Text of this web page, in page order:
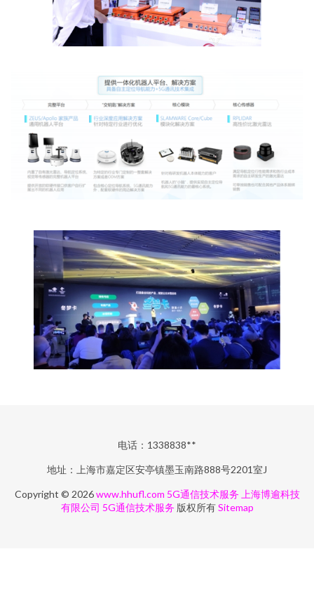
电话：1338838**
地址：上海市嘉定区安亭镇墨玉南路888号2201室J
Copyright © 2026www.hhufl.com 5G通信技术服务 上海博逾科技
有限公司 5G通信技术服务 版权所有Sitemap